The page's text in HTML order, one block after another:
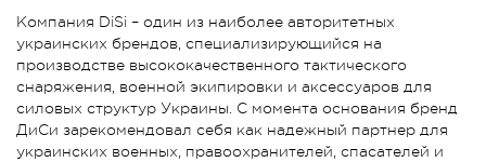
Компания DiSi – один из наиболее авторитетных
украинских брендов, специализирующийся на
производстве высококачественного тактического
снаряжения, военной экипировки и аксессуаров для
силовых структур Украины. С момента основания бренд
ДиСи зарекомендовал себя как надежный партнер для
украинских военных, правоохранителей, спасателей и